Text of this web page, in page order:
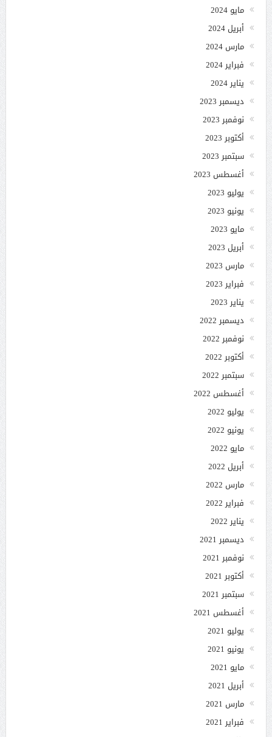
مايو 2024
أبريل 2024
مارس 2024
فبراير 2024
يناير 2024
ديسمبر 2023
نوفمبر 2023
أكتوبر 2023
سبتمبر 2023
أغسطس 2023
يوليو 2023
يونيو 2023
مايو 2023
أبريل 2023
مارس 2023
فبراير 2023
يناير 2023
ديسمبر 2022
نوفمبر 2022
أكتوبر 2022
سبتمبر 2022
أغسطس 2022
يوليو 2022
يونيو 2022
مايو 2022
أبريل 2022
مارس 2022
فبراير 2022
يناير 2022
ديسمبر 2021
نوفمبر 2021
أكتوبر 2021
سبتمبر 2021
أغسطس 2021
يوليو 2021
يونيو 2021
مايو 2021
أبريل 2021
مارس 2021
فبراير 2021